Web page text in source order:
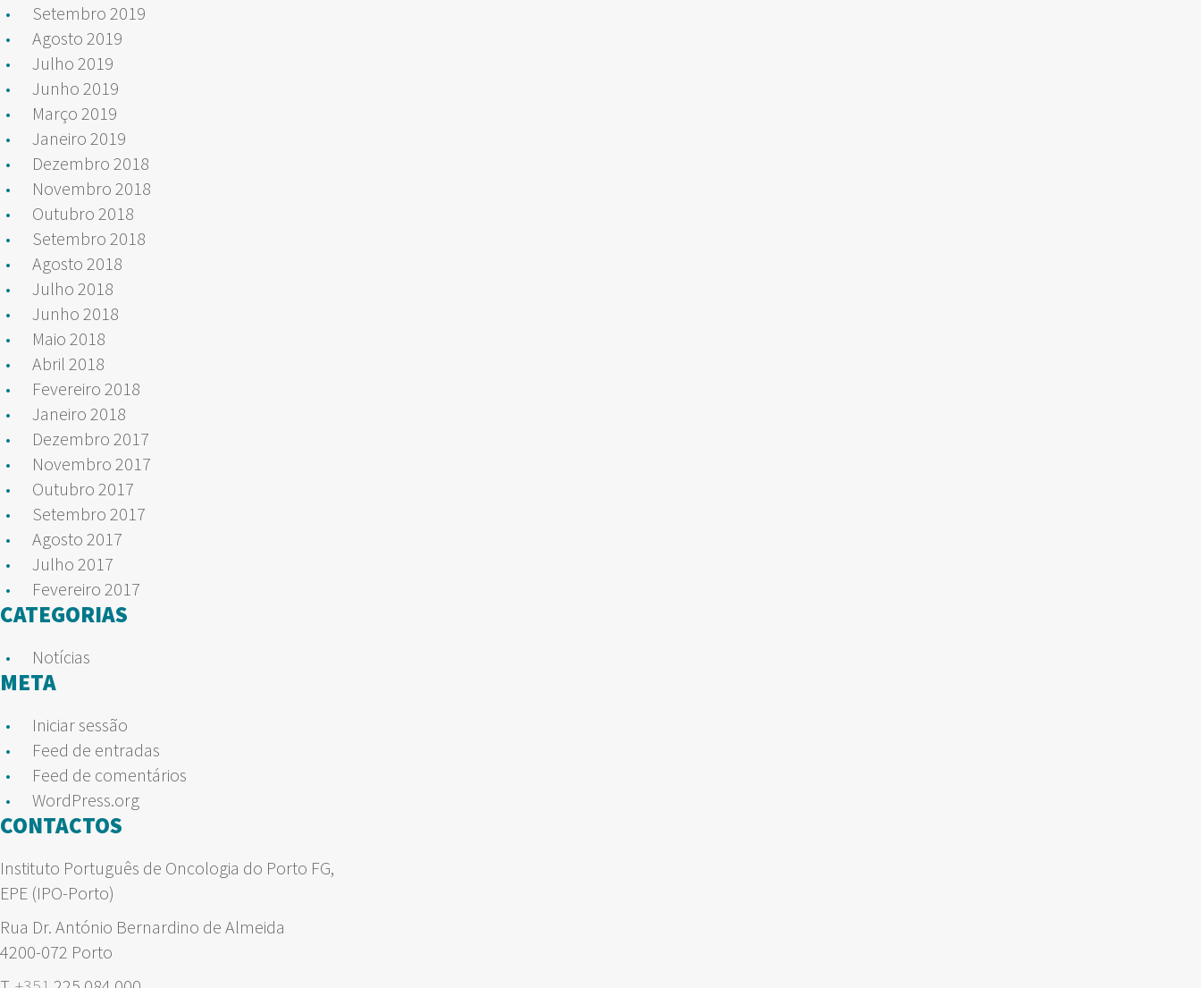
Setembro 2019
Agosto 2019
Julho 2019
Junho 2019
Março 2019
Janeiro 2019
Dezembro 2018
Novembro 2018
Outubro 2018
Setembro 2018
Agosto 2018
Julho 2018
Junho 2018
Maio 2018
Abril 2018
Fevereiro 2018
Janeiro 2018
Dezembro 2017
Novembro 2017
Outubro 2017
Setembro 2017
Agosto 2017
Julho 2017
Fevereiro 2017
CATEGORIAS
Notícias
META
Iniciar sessão
Feed de entradas
Feed de comentários
WordPress.org
CONTACTOS
Instituto Português de Oncologia do Porto FG,
EPE (IPO-Porto)
Rua Dr. António Bernardino de Almeida
4200-072 Porto